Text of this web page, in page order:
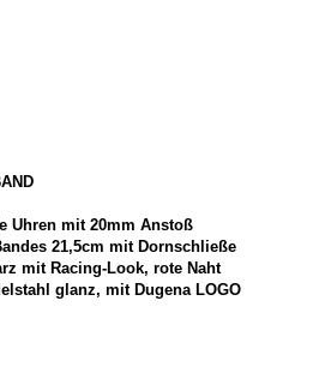
Uhren mit 20mm Anstoß
21,5cm mit Dornschließe
mit Racing-Look, rote Naht
glanz, mit Dugena LOGO